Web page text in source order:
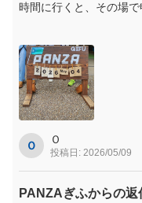
また、お食事や園内
ました」とのお言葉は
です。
当施設での時間が、ご
いることに、心より感
これからも、世代を超
あり続けられるよう努
時間に行くと、その場
らず並ぶ人、予約はど
予約時間も迫ってきてい
てもらえるか、プレート
欲しかったです。そのあ
ってくださいと指示され
ても結局指示はなく、こ
など、スタッフを見つけ
始まってしまえば、ス
も苦しくないか確認さ
Ｏ Ｏ
投稿日: 2026/05/09
PANZAぎふからの返